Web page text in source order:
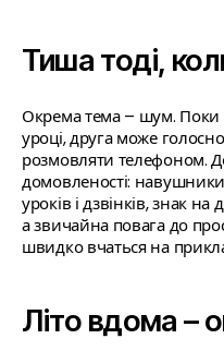
Тиша тоді,
Окрема тема – шум. Поки
уроці, друга може
розмовляти телефоном.
домовленості: навушники
уроків і дзвінків, знак
а звичайна повага до
швидко вчаться на
Літо вдома –